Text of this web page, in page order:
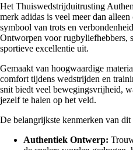
Het Thuiswedstrijduitrusting
merk adidas is veel meer dan
symbool van trots en
Ontworpen voor rugbyliefhebbers,
sportieve excellentie uit.
Gemaakt van hoogwaardige
comfort tijdens wedstrijden en
snit biedt veel bewegingsvrijheid,
jezelf te halen op het veld.
De belangrijkste kenmerken van
Authentiek Ontwerp: